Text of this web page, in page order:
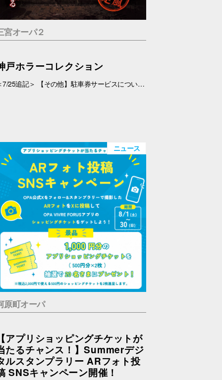
宮オーパ２
戸ホラーコレクション
＜7/25追記＞ 【その他】駐車券サービスについて、 対象外となっておりましたが、7/26(日)より、対象とさせていただきます。 ＜7/19追記＞ お化け屋敷の制作・プロデュース#エスプランニング が手掛ける本格お化け屋敷。 このお化け屋敷の主人公はあなたです。足を踏み入れてはいけない村に迷い込んだあなたの運命は…繋がる４つのストーリー 1.ルーム型「タブー」 友達を探している最中に、見つけた村を訪れたあなたの運命は…歩き回らないルーム型お化け屋敷です。狭い部屋内で繰り広げられる数々の恐怖体験… 2.暗闇型「ダークネス」 逃げた場所は、何も見えない闇… だが確実にあの化け物は私を追ってきている。手の感触を頼りに暗闇の中を進んで行く。暗闇に潜む化け物とは… 3.ウォークスルー型「ヴィレッジ」 暗闇を抜けてもまだ家の中だった…この家から外に出ろ！歩いて回る王道のお化け屋敷。とにかく前へ進み続けるしかない。 4.サウンド型「ドールズ」 私はあの化け物に見つからないように隠れた。私を探しているのは、あの化け物だけではない。ヘッドフォンだけで聞く恐怖。 【日程】 7/11(土)・7/12(日)、7/18(土)～9/23(水・祝) 【時間】 11:00～20:00(最終受付 19:30) 【場所】 5F 特設会場 【料金】 １.タブー 税込1,200円 ２.ダークネス 税込1,200円 ３.ヴィレッジ 税込1,500円 ４.ドールズ 税込1,200円 １～４セット券 税込4,500円 【その他】 ・入場券は会場のみでの販売となります。 ・お支払いは現金・PayPay（但しPayPayは7/18以降対応可能見込み） ・6才未満のお子さま、妊婦の方、アルコールを摂取されてる方は入場はご遠慮下さい。 ・駐車券サービスは対象外とさせていただきます。➡※7/26(日)より、対象となりました。
ニュース
原町オーパ
アプリショッピングチケットが
たるチャンス！】Summerデジ
ルスタンプラリー ARフォト投
SNSキャンペーン開催！